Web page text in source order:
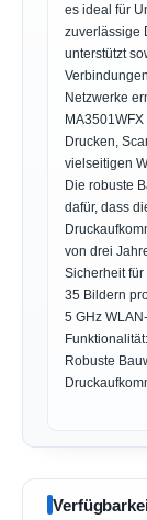
es ideal für
zuverlässige
unterstützt
Netzwerke
Drucken,
vielseitigen
Die robuste
dafür, dass
von drei
Sicherheit
35 Bildern
5 GHz
Robuste